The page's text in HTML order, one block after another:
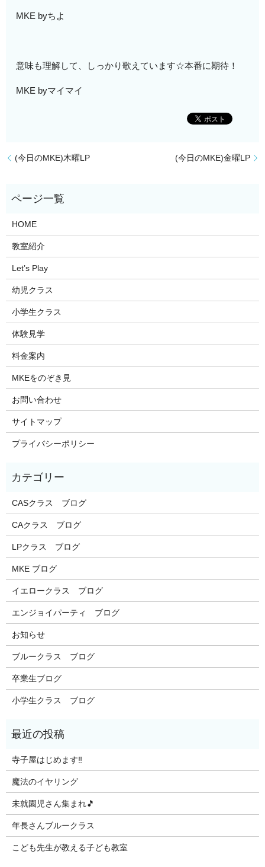
MKE byちよ
意味も理解して、しっかり歌えています☆本番に期待！
MKE byマイマイ
(今日のMKE)木曜LP (今日のMKE)金曜LP
HOME
教室紹介
Let’s Play
幼児クラス
小学生クラス
体験見学
料金案内
MKEをのぞき見
お問い合わせ
サイトマップ
プライバシーポリシー
CASクラス ブログ
CAクラス ブログ
LPクラス ブログ
MKE ブログ
イエロークラス ブログ
エンジョイパーティ ブログ
お知らせ
ブルークラス ブログ
卒業生ブログ
小学生クラス ブログ
寺子屋はじめます‼️
魔法のイヤリング
未就園児さん集まれ🎵
年長さんブルークラス
こども先生が教える子ども教室